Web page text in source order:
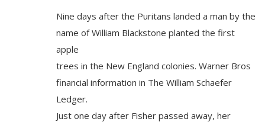
Nine days after the Puritans landed a man by the
name of William Blackstone planted the first
apple
trees in the New England colonies. Warner Bros
financial information in The William Schaefer
Ledger.
Just one day after Fisher passed away, her